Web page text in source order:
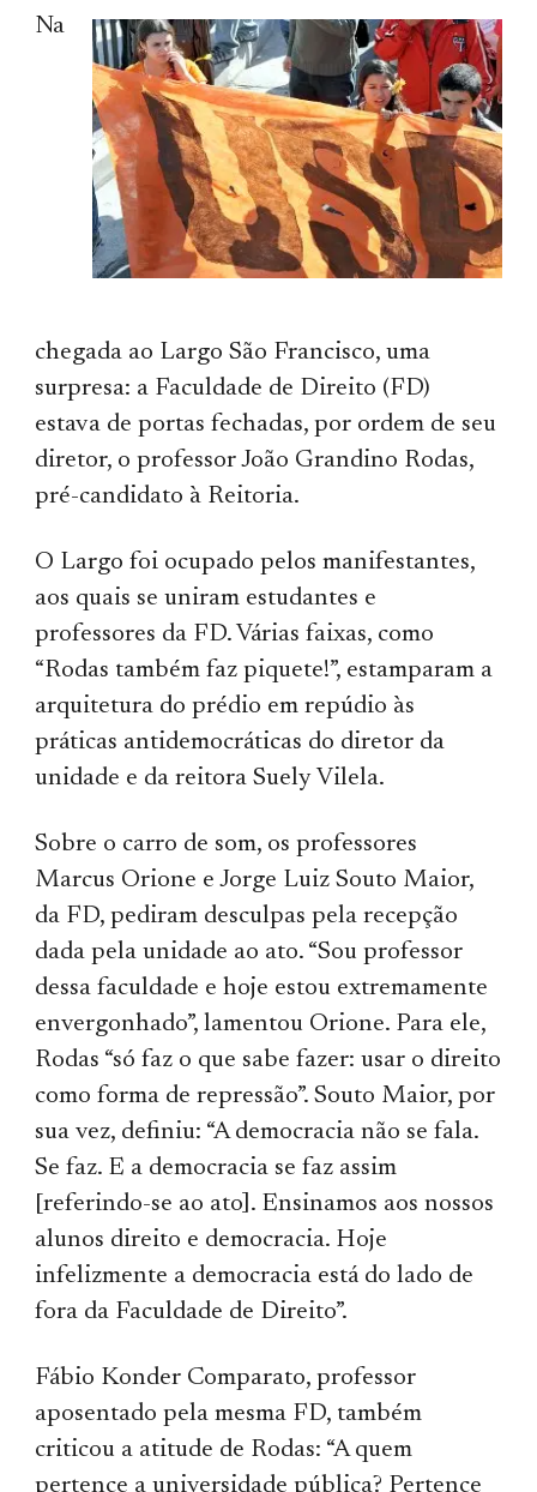
Na
chegada ao Largo São Francisco, uma
surpresa: a Faculdade de Direito (FD)
estava de portas fechadas, por ordem de seu
diretor, o professor João Grandino Rodas,
pré-candidato à Reitoria.
O Largo foi ocupado pelos manifestantes,
aos quais se uniram estudantes e
professores da FD. Várias faixas, como
“Rodas também faz piquete!”, estamparam a
arquitetura do prédio em repúdio às
práticas antidemocráticas do diretor da
unidade e da reitora Suely Vilela.
Sobre o carro de som, os professores
Marcus Orione e Jorge Luiz Souto Maior,
da FD, pediram desculpas pela recepção
dada pela unidade ao ato. “Sou professor
dessa faculdade e hoje estou extremamente
envergonhado”, lamentou Orione. Para ele,
Rodas “só faz o que sabe fazer: usar o direito
como forma de repressão”. Souto Maior, por
sua vez, definiu: “A democracia não se fala.
Se faz. E a democracia se faz assim
[referindo-se ao ato]. Ensinamos aos nossos
alunos direito e democracia. Hoje
infelizmente a democracia está do lado de
fora da Faculdade de Direito”.
Fábio Konder Comparato, professor
aposentado pela mesma FD, também
criticou a atitude de Rodas: “A quem
pertence a universidade pública? Pertence